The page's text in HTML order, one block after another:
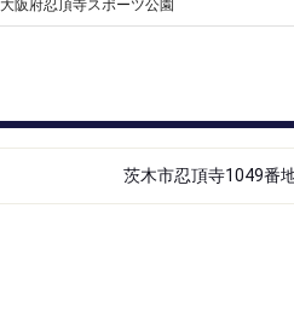
大阪府忍頂寺スポーツ公園
茨木市忍頂寺1049番